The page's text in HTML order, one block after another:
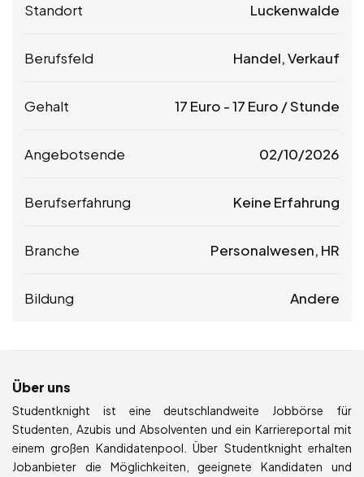
Standort Luckenwalde
Berufsfeld Handel, Verkauf
Gehalt 17 Euro -17 Euro / Stunde
Angebotsende 02/10/2026
Berufserfahrung Keine Erfahrung
Branche Personalwesen, HR
Bildung Andere
Über uns
Studentknight ist eine deutschlandweite Jobbörse für
Studenten, Azubis und Absolventen und ein Karriereportal mit
einem großen Kandidatenpool. Über Studentknight erhalten
Jobanbieter die Möglichkeiten, geeignete Kandidaten und